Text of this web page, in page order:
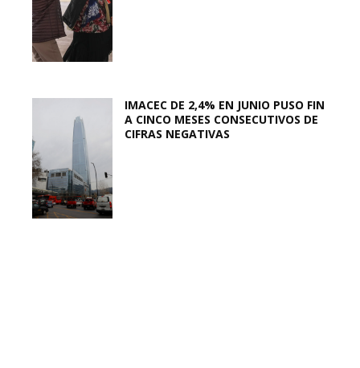
IMACEC DE 2,4% EN JUNIO PUSO FIN
A CINCO MESES CONSECUTIVOS DE
CIFRAS NEGATIVAS